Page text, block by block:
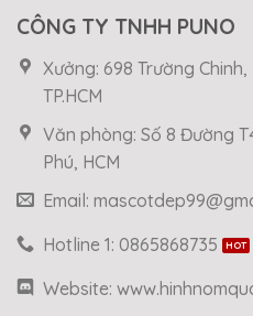
CÔNG TY TNHH PUNO
Xưởng: 698 Trường Chinh,
TP.HCM
Văn phòng: Số 8 Đường
Phú, HCM
Email:
Hotline 1: 0865868735
Website: